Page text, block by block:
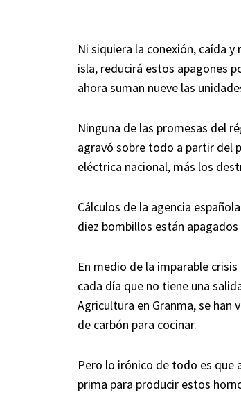
Ni siquiera la conexión, caída
isla, reducirá estos apagones
ahora suman nueve las
Ninguna de las promesas del
agravó sobre todo a partir del
eléctrica nacional, más los
Cálculos de la agencia
diez bombillos están apagados
En medio de la imparable
cada día que no tiene una
Agricultura en Granma, se
de carbón para cocinar.
Pero lo irónico de todo es que
prima para producir estos